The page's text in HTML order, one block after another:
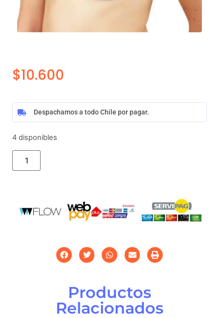
$10.600
Despachamos a todo Chile por pagar.
4 disponibles
Productos
Relacionados